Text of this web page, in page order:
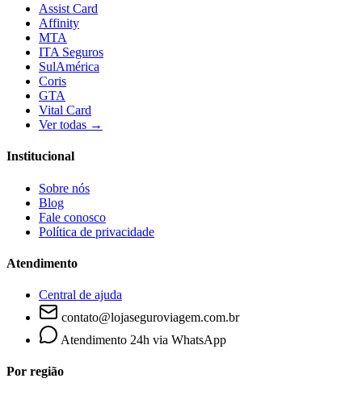
Assist Card
Affinity
MTA
ITA Seguros
SulAmérica
Coris
GTA
Vital Card
Ver todas →
Institucional
Sobre nós
Blog
Fale conosco
Política de privacidade
Atendimento
Central de ajuda
contato@lojaseguroviagem.com.br
Atendimento 24h via WhatsApp
Por região